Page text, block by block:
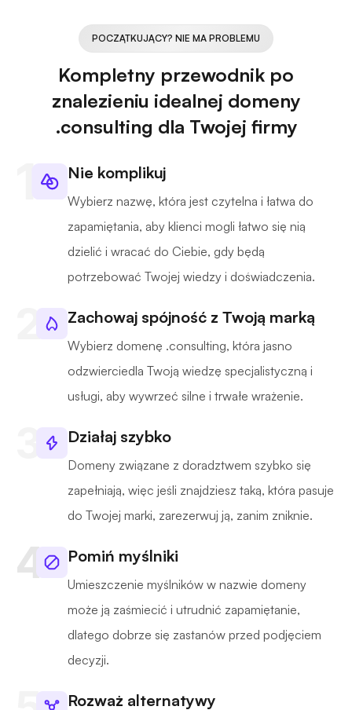
POCZĄTKUJĄCY? NIE MA PROBLEMU
Kompletny przewodnik po
znalezieniu idealnej domeny
.consulting dla Twojej firmy
Nie komplikuj
Wybierz nazwę, która jest czytelna i łatwa do
zapamiętania, aby klienci mogli łatwo się nią
dzielić i wracać do Ciebie, gdy będą
potrzebować Twojej wiedzy i doświadczenia.
Zachowaj spójność z Twoją marką
Wybierz domenę .consulting, która jasno
odzwierciedla Twoją wiedzę specjalistyczną i
usługi, aby wywrzeć silne i trwałe wrażenie.
Działaj szybko
Domeny związane z doradztwem szybko się
zapełniają, więc jeśli znajdziesz taką, która pasuje
do Twojej marki, zarezerwuj ją, zanim zniknie.
Pomiń myślniki
Umieszczenie myślników w nazwie domeny
może ją zaśmiecić i utrudnić zapamiętanie,
dlatego dobrze się zastanów przed podjęciem
decyzji.
Rozważ alternatywy